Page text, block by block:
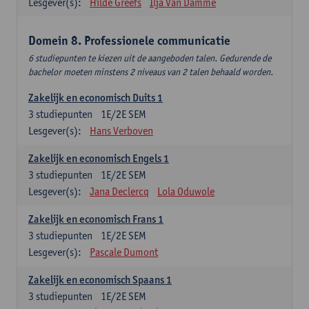
Domein 8. Professionele communicatie
6 studiepunten te kiezen uit de aangeboden talen. Gedurende de
bachelor moeten minstens 2 niveaus van 2 talen behaald worden.
Zakelijk en economisch Duits 1
1E/2E SEM
3 studiepunten
Lesgever(s):
Hans Verboven
Zakelijk en economisch Engels 1
1E/2E SEM
3 studiepunten
Lesgever(s):
Jana Declercq Lola Oduwole
Zakelijk en economisch Frans 1
1E/2E SEM
3 studiepunten
Lesgever(s):
Pascale Dumont
Zakelijk en economisch Spaans 1
1E/2E SEM
3 studiepunten